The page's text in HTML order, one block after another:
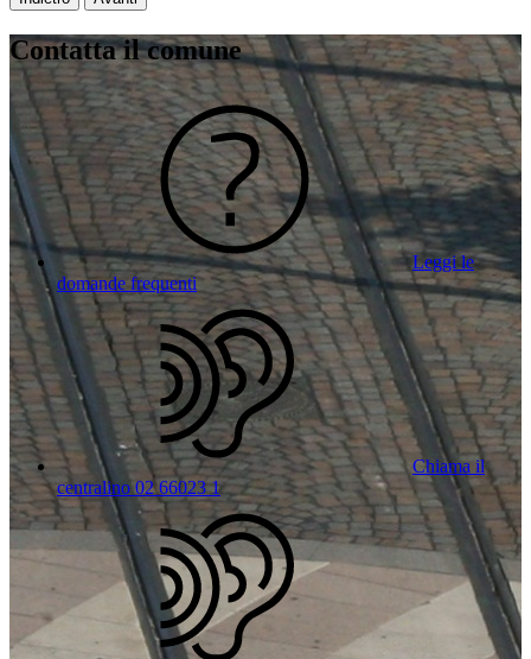
Contatta il comune
Leggi le
domande frequenti
Chiama il
centralino 02 66023 1